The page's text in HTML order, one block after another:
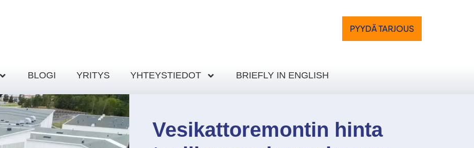
PYYDÄ TARJOUS
BLOGI YRITYS YHTEYSTIEDOT BRIEFLY IN ENGLISH
Vesikattoremontin hinta